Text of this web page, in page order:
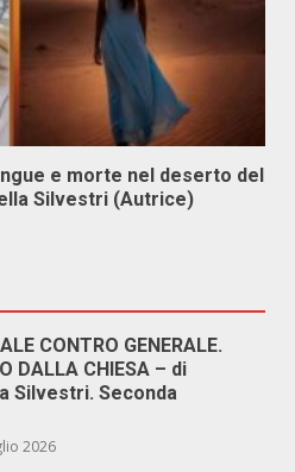
e morte nel deserto del
Silvestri (Autrice)
CONTRO GENERALE.
DALLA CHIESA – di
Silvestri. Seconda
2026